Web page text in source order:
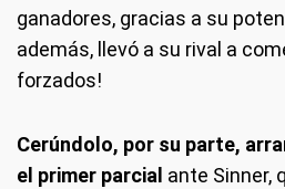
ganadores, gracias a su
además, llevó a su rival a
forzados!
Cerúndolo, por su parte,
el primer parcial ante Sinner,